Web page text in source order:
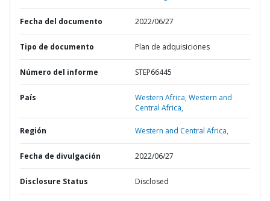
Fecha del documento 2022/06/27
Tipo de documento Plan de adquisiciones
Número del informe STEP66445
País Western Africa,Western and
Central Africa,
Región Western and Central Africa,
Fecha de divulgación 2022/06/27
Disclosure Status Disclosed